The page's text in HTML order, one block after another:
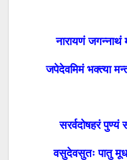
नारायणं जगन्नाथं
जपेदेवमिमं भक्त्या
सरर्वदोषहरं
वसुदेवसुतः पातु